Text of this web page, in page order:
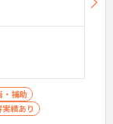
・補助
績あり